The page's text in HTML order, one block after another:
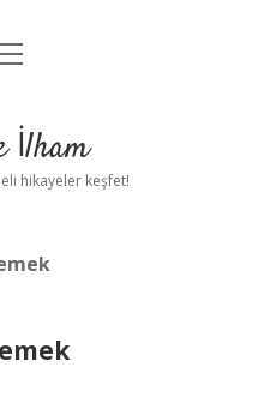
Uyarı
İlham
hikayeler keşfet!